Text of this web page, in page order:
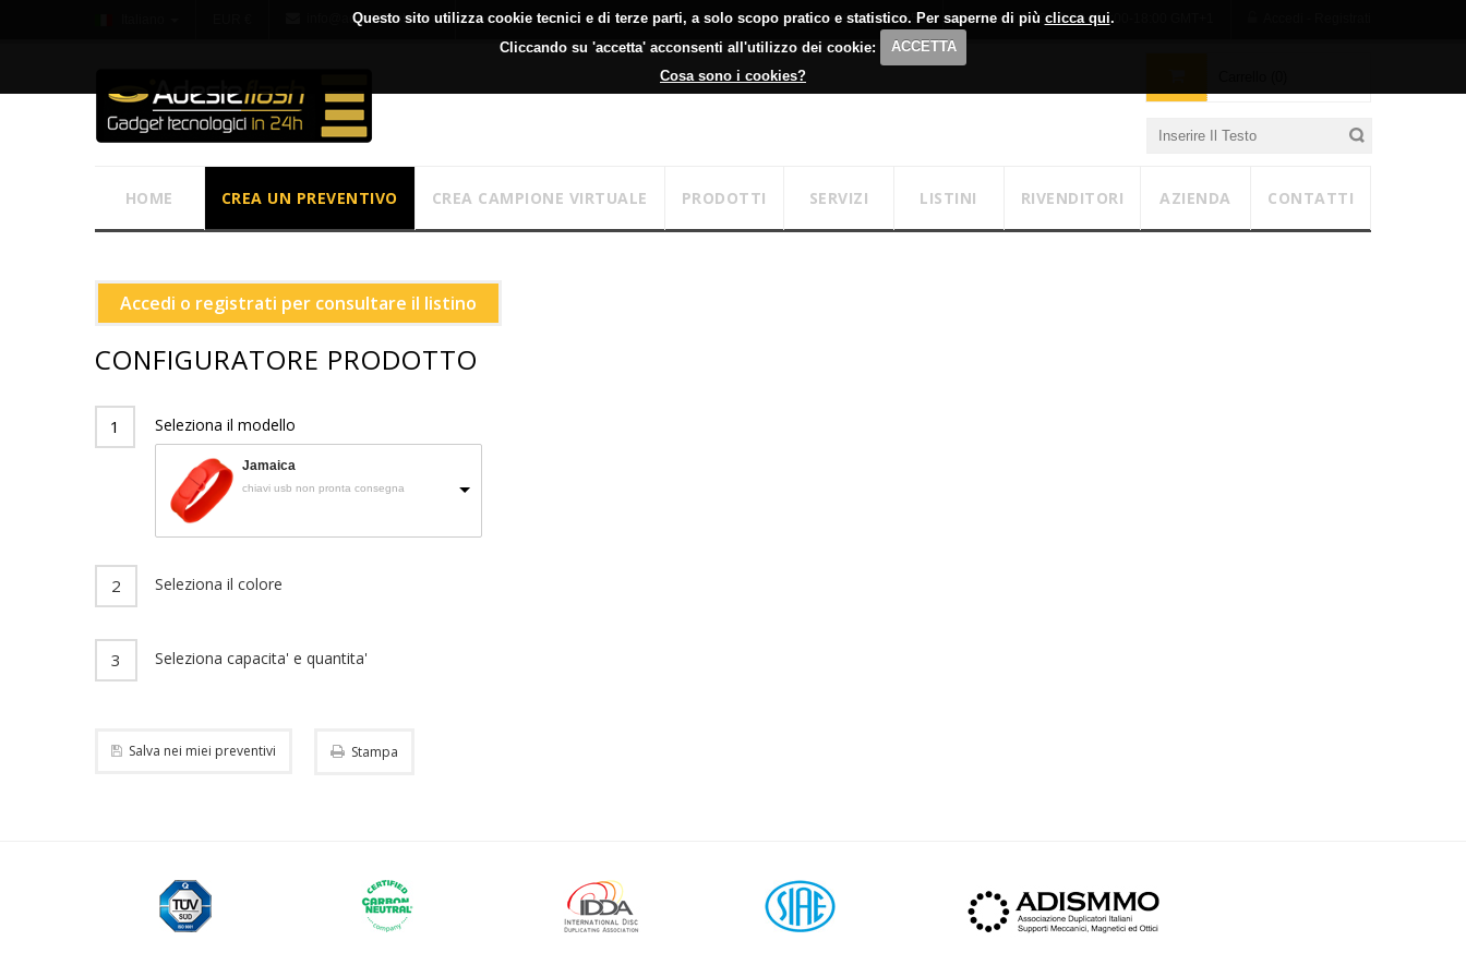
Questo sito utilizza cookie tecnici e di terze parti, a solo scopo pratico e statistico. Per saperne di più clicca qui.
Cliccando su 'accetta' acconsenti all'utilizzo dei cookie:
ACCETTA
Cosa sono i cookies?
info@adesteflash.com +39 051 700355 Lun-Ven 09:00-13:00 / 14:00-18:00 GMT+1
HOME CREA UN PREVENTIVO CREA CAMPIONE VIRTUALE PRODOTTI SERVIZI LISTINI RIVENDITORI AZIENDA CONTATTI
Accedi o registrati per consultare il listino
CONFIGURATORE PRODOTTO
1 Seleziona il modello
Jamaica
chiavi usb non pronta consegna
2 Seleziona il colore
3 Seleziona capacita' e quantita'
Salva nei miei preventivi Stampa